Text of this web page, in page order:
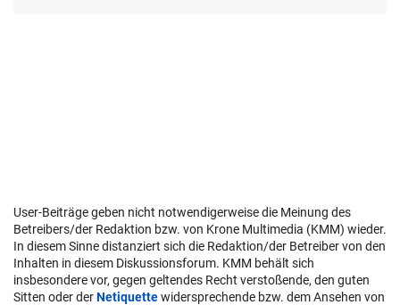
User-Beiträge geben nicht notwendigerweise die Meinung des
Betreibers/der Redaktion bzw. von Krone Multimedia (KMM) wieder.
In diesem Sinne distanziert sich die Redaktion/der Betreiber von den
Inhalten in diesem Diskussionsforum. KMM behält sich
insbesondere vor, gegen geltendes Recht verstoßende, den guten
Sitten oder derNetiquettewidersprechende bzw. dem Ansehen von